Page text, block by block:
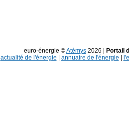
euro-énergie ©Atémys2026 |
Portail
actualité de l'énergie
annuaire de l'énergie